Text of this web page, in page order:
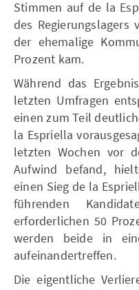
Stimmen auf de la
des Regierungslagers
der ehemalige
Prozent kam.
Während das
letzten Umfragen
einen zum Teil
la Espriella
letzten Wochen vor
Aufwind befand,
einen Sieg de la
führenden
erforderlichen 50
werden beide in
aufeinandertreffen.
Die eigentliche